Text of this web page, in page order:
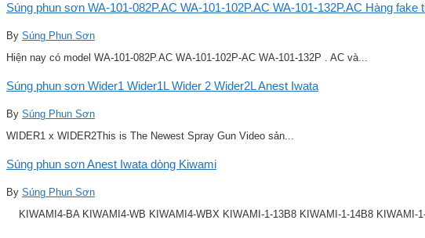
Súng phun sơn WA-101-082P.AC WA-101-102P.AC WA-101-132P.AC Hàng fake
By Súng Phun Sơn
Hiện nay có model WA-101-082P.AC WA-101-102P-AC WA-101-132P . AC và...
Súng phun sơn Wider1 Wider1L Wider 2 Wider2L Anest Iwata
By Súng Phun Sơn
WIDER1 x WIDER2This is The Newest Spray Gun Video sản...
Súng phun sơn Anest Iwata dòng Kiwami
By Súng Phun Sơn
KIWAMI4-BA KIWAMI4-WB KIWAMI4-WBX KIWAMI-1-13B8 KIWAMI-1-14B8 KIWAMI-